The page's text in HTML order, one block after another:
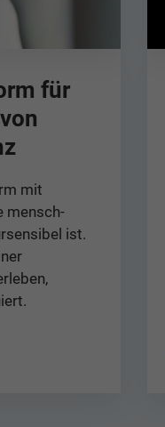
für
mit
mensch-
ist.